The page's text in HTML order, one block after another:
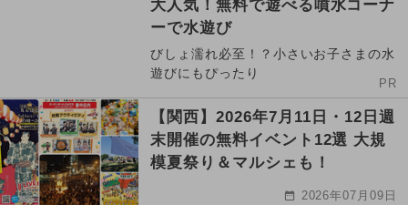
大人気！無料で遊べる噴水コーナ
ーで水遊び
びしょ濡れ必至！？小さいお子さまの水
遊びにもぴったり
PR
【関西】2026年7月11日・12日週
末開催の無料イベント12選 大規
模夏祭り＆マルシェも！
2026年07月09日